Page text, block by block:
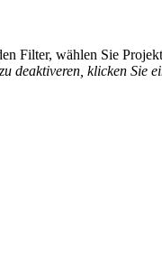
Filter, wählen Sie
deaktiveren, klicken Sie